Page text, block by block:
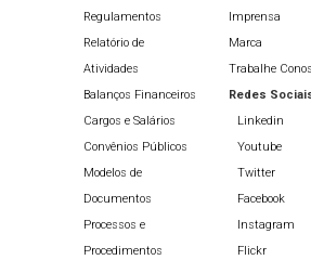
Regulamentos
Relatório de
Atividades
Balanços Financeiros
Cargos e Salários
Convênios Públicos
Modelos de
Documentos
Processos e
Procedimentos
Imprensa
Marca
Trabalhe
Redes
Linkedin
Youtube
Twitter
Facebook
Instagram
Flickr